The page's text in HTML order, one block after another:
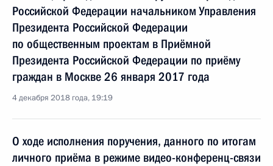
Российской Федерации начальником Управления
Президента Российской Федерации
по общественным проектам в Приёмной
Президента Российской Федерации по приёму
граждан в Москве 26 января 2017 года
4 декабря 2018 года, 19:19
О ходе исполнения поручения, данного по итогам
личного приёма в режиме видео-конференц-связи